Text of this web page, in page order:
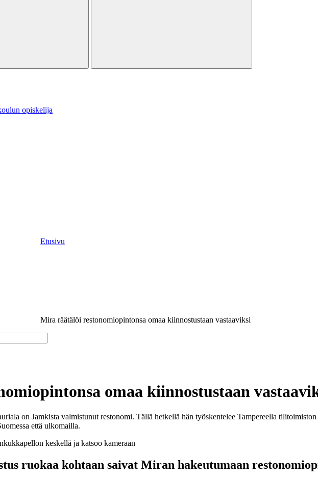
opiskelija
Etusivu
Mira räätälöi restonomiopintonsa omaa kiinnostustaan vastaaviksi
omaa kiinnostustaan
on Jamkista valmistunut restonomi. Tällä hetkellä hän työskentelee Tampereella
että ulkomailla.
ruokaa kohtaan saivat Miran hakeutumaan